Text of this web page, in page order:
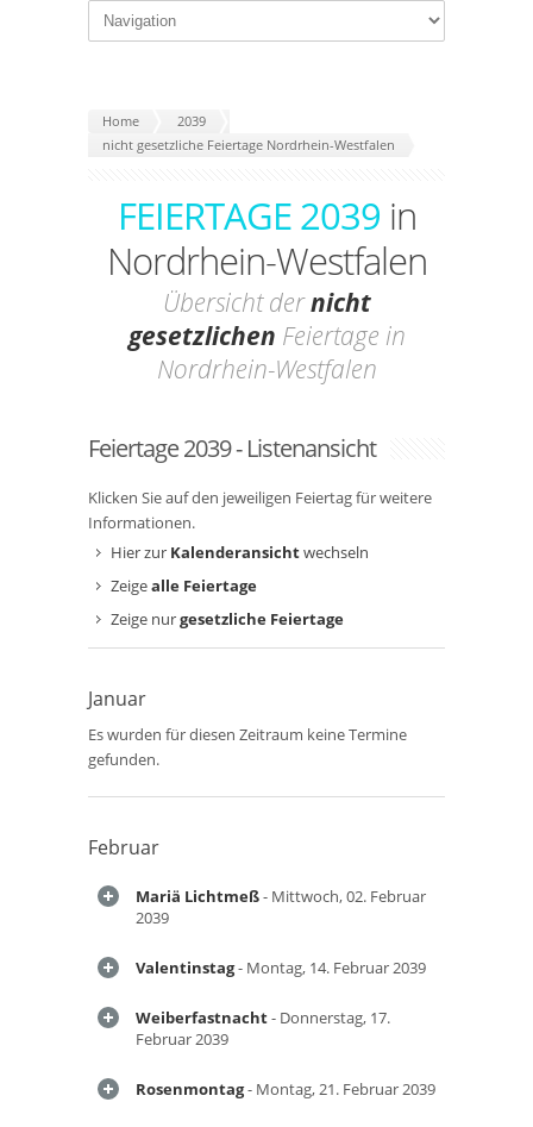
Home
2039
nicht gesetzliche Feiertage Nordrhein-Westfalen
FEIERTAGE 2039 in
Nordrhein-Westfalen
Übersicht dernicht
gesetzlichen Feiertage in
Nordrhein-Westfalen
Feiertage 2039 - Listenansicht
Klicken Sie auf den jeweiligen Feiertag für weitere
Informationen.
Hier zur Kalenderansichtwechseln
Zeigealle Feiertage
Zeige nurgesetzliche Feiertage
Januar
Es wurden für diesen Zeitraum keine Termine
gefunden.
Februar
Mariä Lichtmeß- Mittwoch, 02. Februar
2039
Valentinstag- Montag, 14. Februar 2039
Weiberfastnacht- Donnerstag, 17.
Februar 2039
Rosenmontag- Montag, 21. Februar 2039